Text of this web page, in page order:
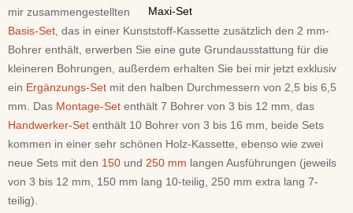
Maxi-Set
mir zusammengestellten
Basis-Set , das in einer Kunststoff-Kassette zusätzlich den 2 mm-
Bohrer enthält, erwerben Sie eine gute Grundausstattung für die
kleineren Bohrungen, außerdem erhalten Sie bei mir jetzt exklusiv
ein Ergänzungs-Set mit den halben Durchmessern von 2,5 bis 6,5
mm. Das Montage-Set enthält 7 Bohrer von 3 bis 12 mm, das
Handwerker-Set enthält 10 Bohrer von 3 bis 16 mm, beide Sets
kommen in einer sehr schönen Holz-Kassette, ebenso wie zwei
neue Sets mit den 150 und 250 mm langen Ausführungen (jeweils
von 3 bis 12 mm, 150 mm lang 10-teilig, 250 mm extra lang 7-
teilig).